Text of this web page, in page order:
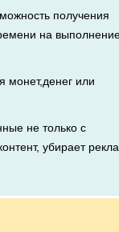
получения
на
монет,денег или
не только с
убирает